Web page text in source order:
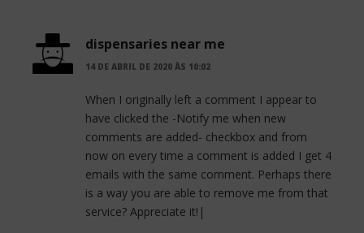
dispensaries near me
14 DE ABRIL DE 2020 ÀS 10:02
When I originally left a comment I appear to
have clicked the -Notify me when new
comments are added- checkbox and from
now on every time a comment is added I get 4
emails with the same comment. Perhaps there
is a way you are able to remove me from that
service? Appreciate it!|